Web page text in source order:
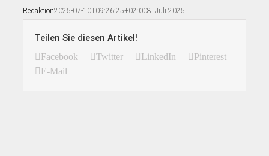
Redaktion2025-07-10T09:26:25+02:008. Juli 2025|
Teilen Sie diesen Artikel!
Facebook Twitter LinkedIn
Pinterest
E-Mail